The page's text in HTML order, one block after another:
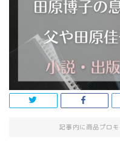
記事内に商品プロ